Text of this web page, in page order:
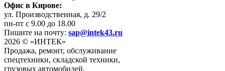
Офис в Кирове:
ул. Производственная, д. 29/2
пн-пт с 9.00 до 18.00
Пишите на почту: sap@intek43.ru
2026 © «ИНТЕК»
Продажа, ремонт, обслуживание
спецтехники, складской техники,
грузовых автомобилей.